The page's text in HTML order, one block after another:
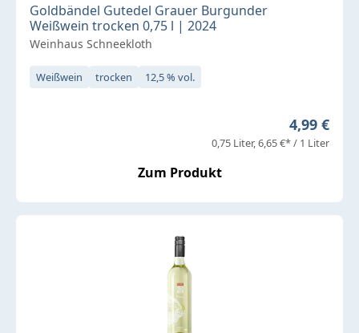
Goldbändel Gutedel Grauer Burgunder
Weißwein trocken 0,75 l | 2024
Weinhaus Schneekloth
Weißwein trocken 12,5 % vol.
Regulärer
4,99 €
0,75 Liter 6,65 €* / 1 Liter
Zum Produkt